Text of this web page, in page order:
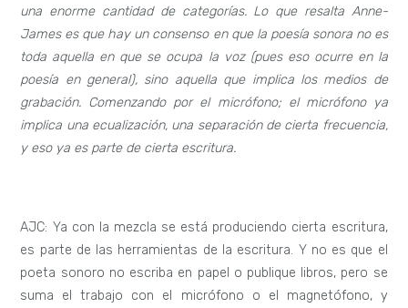
una enorme cantidad de categorías. Lo que resalta Anne-
James es que hay un consenso en que la poesía sonora no es
toda aquella en que se ocupa la voz (pues eso ocurre en la
poesía en general), sino aquella que implica los medios de
grabación. Comenzando por el micrófono; el micrófono ya
implica una ecualización, una separación de cierta frecuencia,
y eso ya es parte de cierta escritura.
AJC: Ya con la mezcla se está produciendo cierta escritura,
es parte de las herramientas de la escritura. Y no es que el
poeta sonoro no escriba en papel o publique libros, pero se
suma el trabajo con el micrófono o el magnetófono, y